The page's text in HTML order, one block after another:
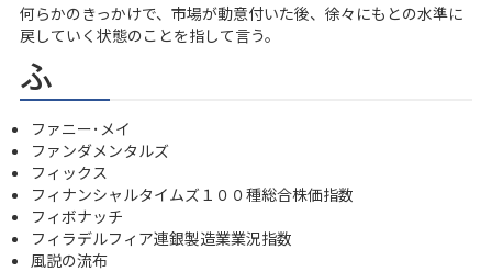
何らかのきっかけで、市場が動意付いた後、徐々にもとの水準に
戻していく状態のことを指して言う。
ふ
ファニー･メイ
ファンダメンタルズ
フィックス
フィナンシャルタイムズ１００種総合株価指数
フィボナッチ
フィラデルフィア連銀製造業業況指数
風説の流布